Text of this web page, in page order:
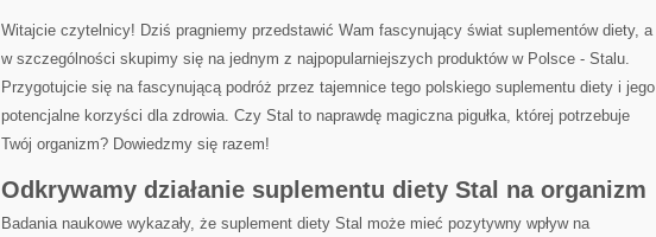
Witajcie czytelnicy! Dziś pragniemy przedstawić Wam fascynujący świat suplementów diety, a
w​ szczególności skupimy się⁣ na ⁣jednym z najpopularniejszych produktów ⁤w Polsce ‍- Stalu.
Przygotujcie się na fascynującą podróż ​przez tajemnice tego polskiego ​suplementu⁤ diety i ‍jego
potencjalne korzyści dla zdrowia. Czy Stal to⁣ naprawdę magiczna pigułka, której potrzebuje
Twój organizm? Dowiedzmy⁣ się razem!
Odkrywamy działanie suplementu diety Stal na organizm
Badania naukowe wykazały, że suplement diety Stal może mieć pozytywny wpływ ⁢na